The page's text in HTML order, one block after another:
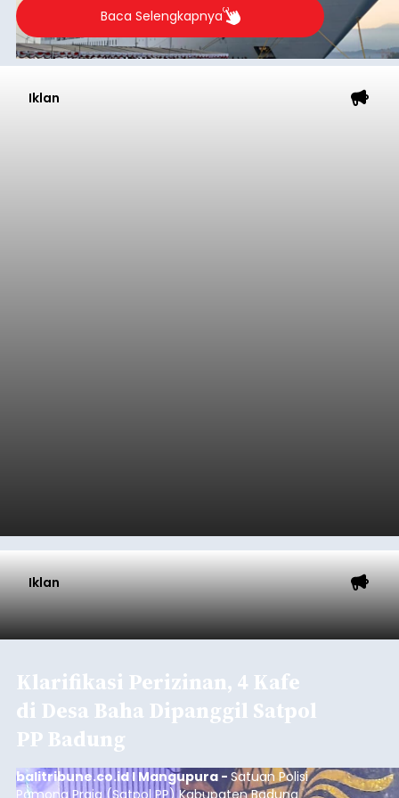
Baca Selengkapnya
Iklan
Iklan
Klarifikasi Perizinan, 4 Kafe
di Desa Baha Dipanggil Satpol
PP Badung
balitribune.co.id I Mangupura - Satuan Polisi
Pamong Praja (Satpol PP) Kabupaten Badung